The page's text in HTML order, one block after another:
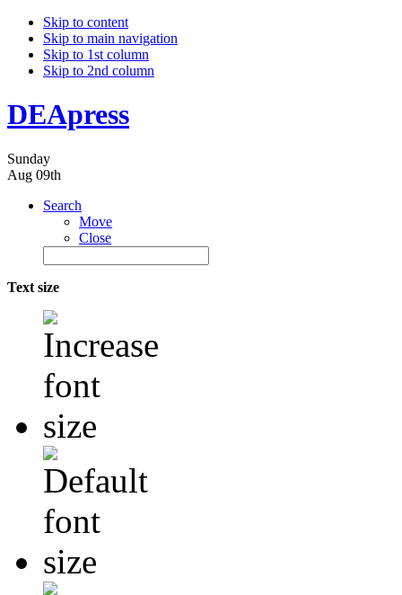
Skip to content
Skip to main navigation
Skip to 1st column
Skip to 2nd column
DEApress
Sunday
Aug 09th
Search
Move
Close
Text size